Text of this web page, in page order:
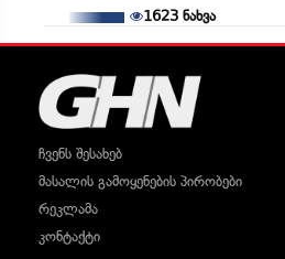
1623ნახვა
ჩვენს შესახებ
მასალის გამოყენების პირობები
რეკლამა
კონტაქტი